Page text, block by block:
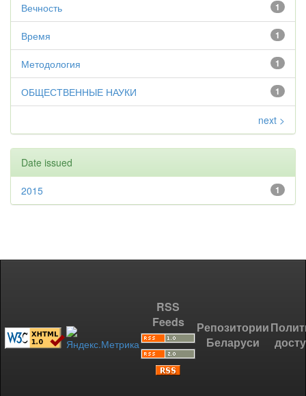
1
Вечность
1
Время
1
Методология
1
ОБЩЕСТВЕННЫЕ НАУКИ
next >
Date issued
1
2015
RSS
Feeds
Репозитории
Беларуси